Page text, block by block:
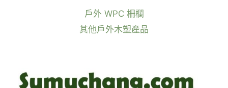
戶外 WPC 柵欄
其他戶外木塑產品